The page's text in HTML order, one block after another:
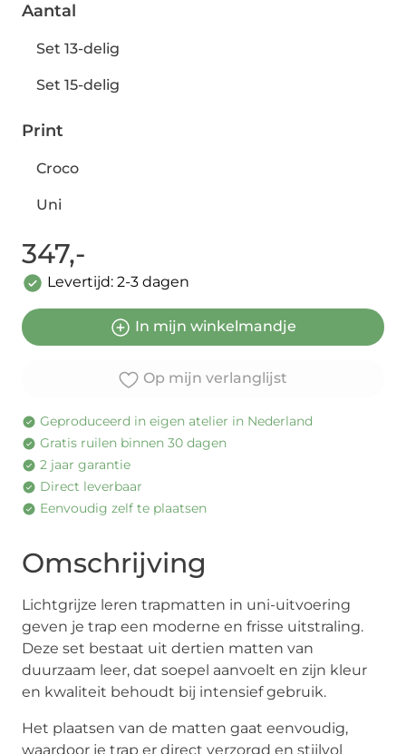
Aantal
Set 13-delig
Set 15-delig
Print
Croco
Uni
347,-
Levertijd: 2-3 dagen
In mijn winkelmandje
Op mijn verlanglijst
Geproduceerd in eigen atelier in Nederland
Gratis ruilen binnen 30 dagen
2 jaar garantie
Direct leverbaar
Eenvoudig zelf te plaatsen
Omschrijving
Lichtgrijze leren trapmatten in uni-uitvoering
geven je trap een moderne en frisse uitstraling.
Deze set bestaat uit dertien matten van
duurzaam leer, dat soepel aanvoelt en zijn kleur
en kwaliteit behoudt bij intensief gebruik.
Het plaatsen van de matten gaat eenvoudig,
waardoor je trap er direct verzorgd en stijlvol